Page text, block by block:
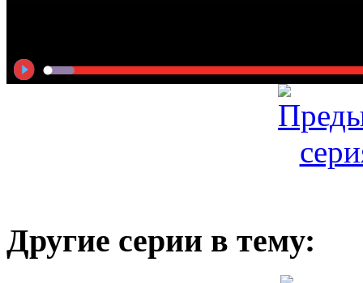
Другие серии в тему: